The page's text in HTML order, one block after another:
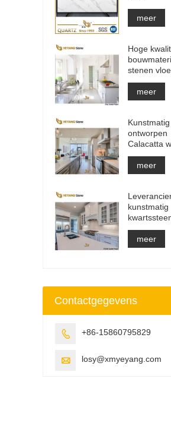
Volledig
kwarts
meer
Hoge
stenen
lichtgrijze
projecten
meer
Kunstmatig
ontworpen
Calacatta
aanrecht en
meer
kunstmatig
massief
meer
Contactgegevens
 +86-15860795829
 losy@xmyeyang.com